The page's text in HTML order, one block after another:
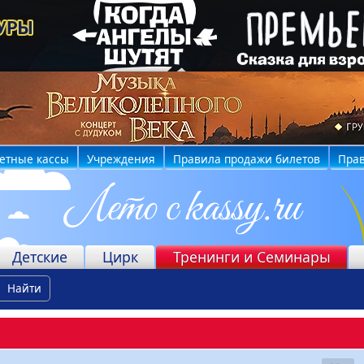
кассы Учреждения Правила продажи билетов
Детские Цирк Тренинги и Семинары
Найти